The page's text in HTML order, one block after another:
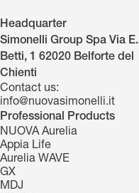
Headquarter
Simonelli Group Spa Via E.
Betti, 1 62020 Belforte del
Chienti
Contact us:
info@nuovasimonelli.it
Professional Products
NUOVA Aurelia
Appia Life
Aurelia WAVE
GX
MDJ